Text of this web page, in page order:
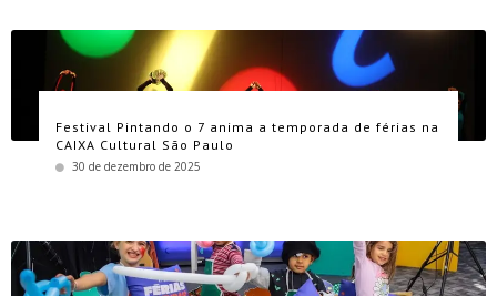
Festival Pintando o 7 anima a temporada de férias na
CAIXA Cultural São Paulo
30 de dezembro de 2025